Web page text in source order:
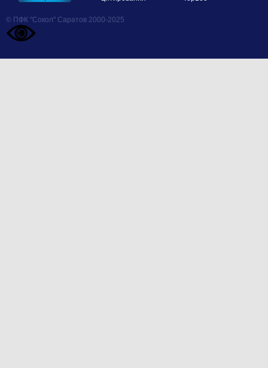
© ПФК "Сокол" Саратов 2000-2025